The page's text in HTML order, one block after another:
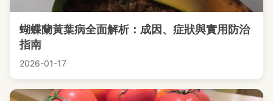
蝴蝶蘭黃葉病全面解析：成因、症狀與實用防治
指南
2026-01-17